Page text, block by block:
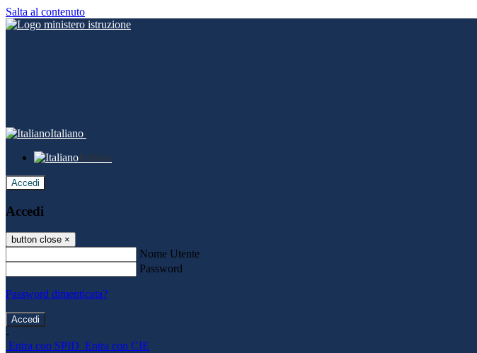
Salta al contenuto
Italiano
Italiano
Accedi
Accedi
button close ×
Nome Utente
Password
Password dimenticata?
-
Entra con SPID Entra con CIE